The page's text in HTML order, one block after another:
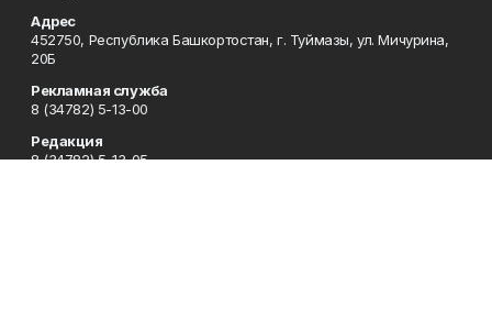
Адрес
452750, Республика Башкортостан, г. Туймазы, ул. Мичурина,
20Б
Рекламная служба
8 (34782) 5-13-00
Редакция
8 (34782) 5-13-05